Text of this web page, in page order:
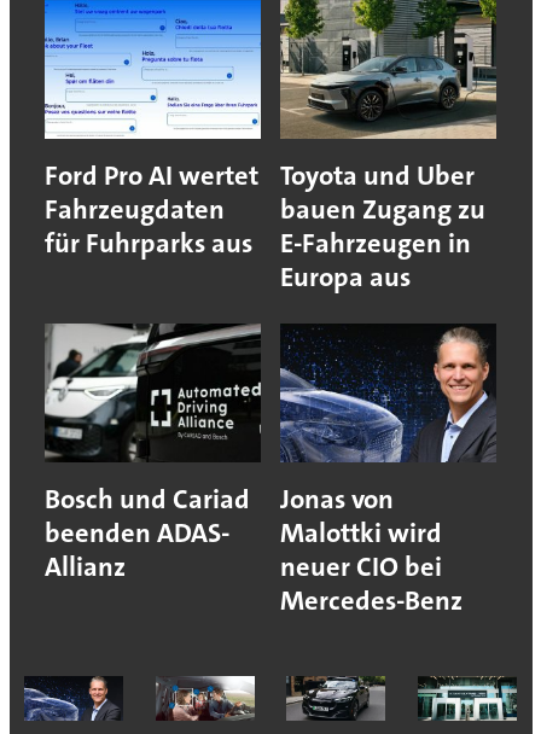
Ford Pro AI wertet
Fahrzeugdaten
für Fuhrparks aus
Toyota und Uber
bauen Zugang zu
E-Fahrzeugen in
Europa aus
Bosch und Cariad
beenden ADAS-
Allianz
Jonas von
Malottki wird
neuer CIO bei
Mercedes-Benz